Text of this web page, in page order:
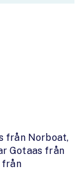
från Norboat,
Gotaas från
från